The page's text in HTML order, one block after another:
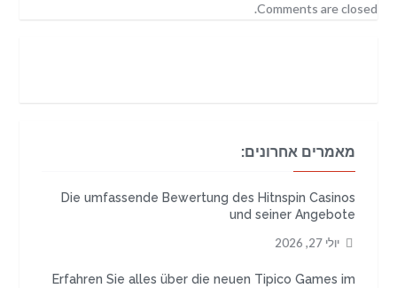
Comments are closed.
מאמרים אחרונים:
Die umfassende Bewertung des Hitnspin Casinos
und seiner Angebote
יולי 27, 2026
Erfahren Sie alles über die neuen Tipico Games im